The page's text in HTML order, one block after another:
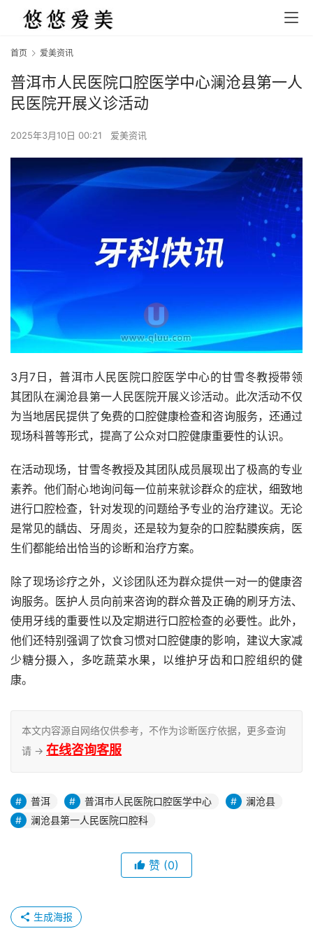
首页 爱美资讯
普洱市人民医院口腔医学中心澜沧县第一人
民医院开展义诊活动
2025年3月10日 00:21 爱美资讯
3月7日，普洱市人民医院口腔医学中心的甘雪冬教授带领
其团队在澜沧县第一人民医院开展义诊活动。此次活动不仅
为当地居民提供了免费的口腔健康检查和咨询服务，还通过
现场科普等形式，提高了公众对口腔健康重要性的认识。
在活动现场，甘雪冬教授及其团队成员展现出了极高的专业
素养。他们耐心地询问每一位前来就诊群众的症状，细致地
进行口腔检查，针对发现的问题给予专业的治疗建议。无论
是常见的龋齿、牙周炎，还是较为复杂的口腔黏膜疾病，医
生们都能给出恰当的诊断和治疗方案。
除了现场诊疗之外，义诊团队还为群众提供一对一的健康咨
询服务。医护人员向前来咨询的群众普及正确的刷牙方法、
使用牙线的重要性以及定期进行口腔检查的必要性。此外，
他们还特别强调了饮食习惯对口腔健康的影响，建议大家减
少糖分摄入，多吃蔬菜水果，以维护牙齿和口腔组织的健
康。
本文内容源自网络仅供参考，不作为诊断医疗依据，更多查询
请 → 在线咨询客服
普洱 普洱市人民医院口腔医学中心
澜沧县
澜沧县第一人民医院口腔科
赞 (0)
生成海报